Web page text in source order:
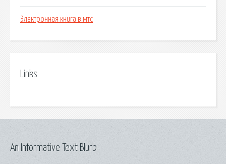
Электронная книга в мтс
Links
An Informative Text Blurb